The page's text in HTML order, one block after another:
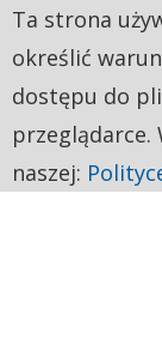
Ta strona
określić
dostępu do
przeglądarce.
naszej: